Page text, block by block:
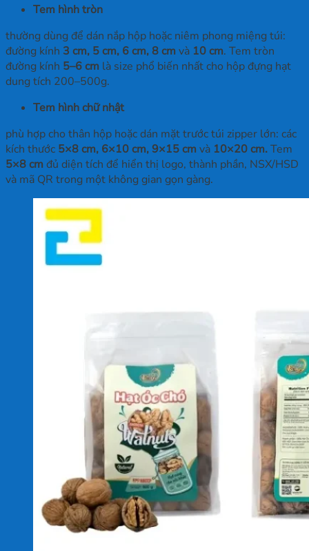
Tem hình tròn
thường dùng để dán nắp hộp hoặc niêm phong miệng túi:
đường kính 3 cm, 5 cm, 6 cm, 8 cm và 10 cm. Tem tròn
đường kính 5–6 cm là size phổ biến nhất cho hộp đựng hạt
dung tích 200–500g.
Tem hình chữ nhật
phù hợp cho thân hộp hoặc dán mặt trước túi zipper lớn: các
kích thước 5×8 cm, 6×10 cm, 9×15 cm và 10×20 cm.Tem
5×8 cm đủ diện tích để hiển thị logo, thành phần, NSX/HSD
và mã QR trong một không gian gọn gàng.